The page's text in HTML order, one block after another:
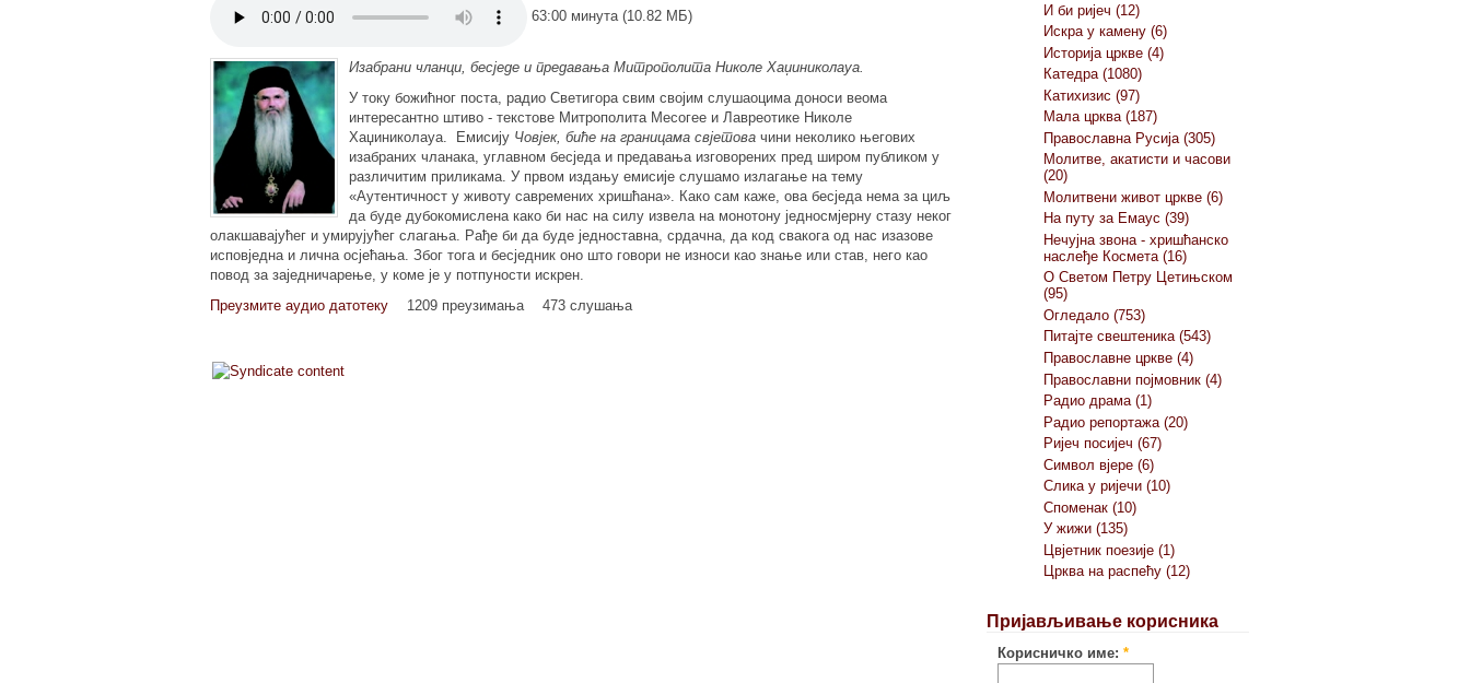
63:00 минута (10.82 МБ)
Изабрани чланци, бесједе и предавања Митрополита Николе Хаџиниколауа.
У току божићног поста, радио Светигора свим својим слушаоцима доноси веома
интересантно штиво - текстове Митрополита Месогее и Лавреотике Николе
Хаџиниколауа. Емисију Човјек, биће на границама свјетова чини неколико његових
изабраних чланака, углавном бесједа и предавања изговорених пред широм публиком у
различитим приликама. У првом издању емисије слушамо излагање на тему
«Аутентичност у животу савремених хришћана». Како сам каже, ова бесједа нема за циљ
да буде дубокомислена како би нас на силу извела на монотону једносмјерну стазу неког
олакшавајућег и умирујућег слагања. Рађе би да буде једноставна, срдачна, да код свакога од нас изазове
исповједна и лична осјећања. Због тога и бесједник оно што говори не износи као знање или став, него као
повод за заједничарење, у коме је у потпуности искрен.
Преузмите аудио датотеку
1209 преузимања 473 слушања
И би ријеч (12)
Искра у камену (6)
Историја цркве (4)
Катедра (1080)
Катихизис (97)
Мала црква (187)
Православна Русија (305)
Молитве, акатисти и часови
(20)
Молитвени живот цркве (6)
На путу за Емаус (39)
Нечујна звона - хришћанско
наслеђе Космета (16)
О Светом Петру Цетињском
(95)
Огледало (753)
Питајте свештеника (543)
Православне цркве (4)
Православни појмовник (4)
Радио драма (1)
Радио репортажа (20)
Ријеч посијеч (67)
Символ вјере (6)
Слика у ријечи (10)
Споменак (10)
У жижи (135)
Цвјетник поезије (1)
Црква на распећу (12)
Пријављивање корисника
Корисничко име: *